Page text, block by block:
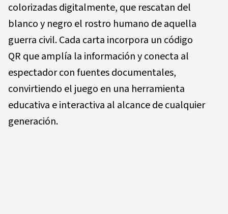
colorizadas digitalmente, que rescatan del
blanco y negro el rostro humano de aquella
guerra civil. Cada carta incorpora un código
QR que amplía la información y conecta al
espectador con fuentes documentales,
convirtiendo el juego en una herramienta
educativa e interactiva al alcance de cualquier
generación.